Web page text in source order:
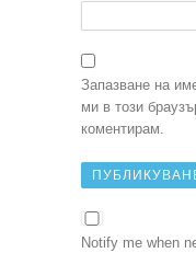
Запазване на
ми в този
коментирам.
Notify me when